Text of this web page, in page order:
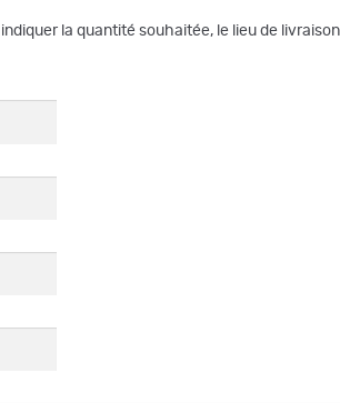
la quantité souhaitée, le lieu de